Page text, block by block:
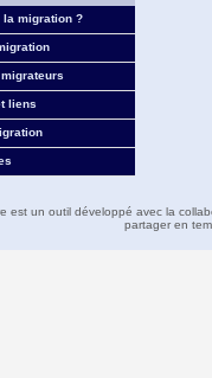
la migration ?
liens
est un outil développé avec la
partager en